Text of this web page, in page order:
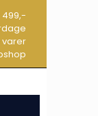
499,-
varer